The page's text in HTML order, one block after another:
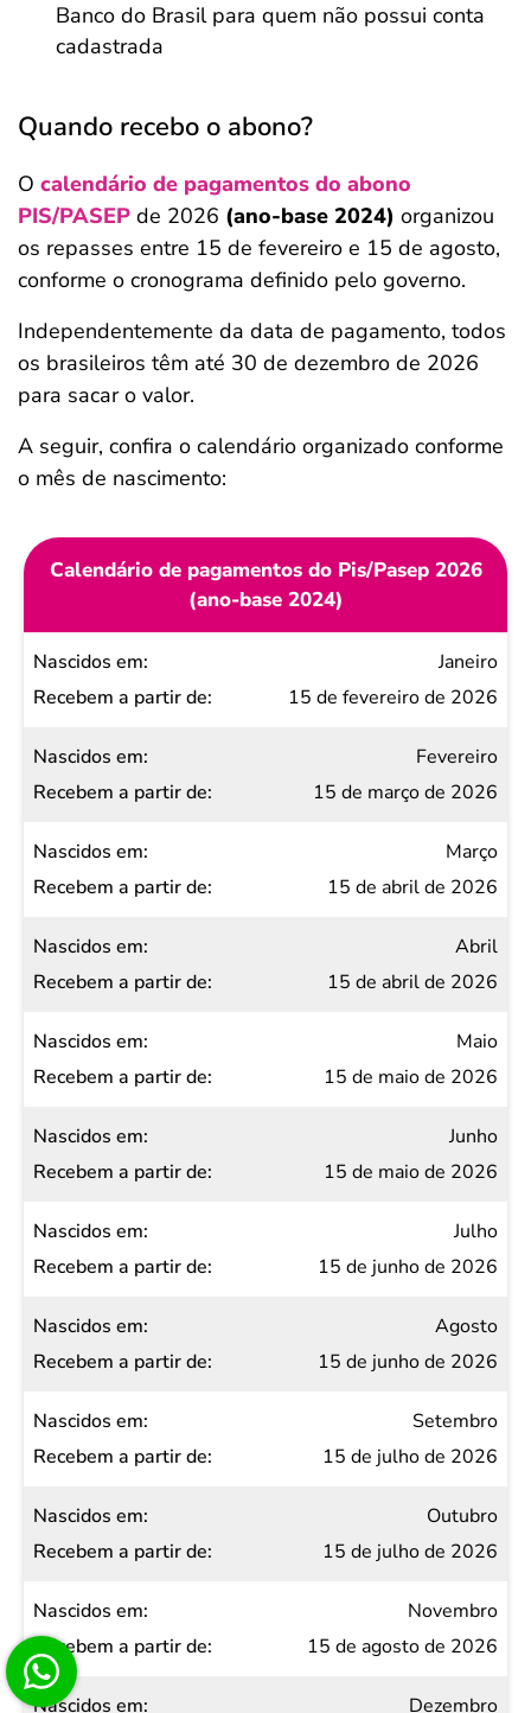
Banco do Brasil para quem não possui conta
cadastrada
Quando recebo o abono?
O calendário de pagamentos do abono
PIS/PASEP de 2026 (ano-base 2024) organizou
os repasses entre 15 de fevereiro e 15 de agosto,
conforme o cronograma definido pelo governo.
Independentemente da data de pagamento, todos
os brasileiros têm até 30 de dezembro de 2026
para sacar o valor.
A seguir, confira o calendário organizado conforme
o mês de nascimento:
Calendário de pagamentos do Pis/Pasep 2026
(ano-base 2024)
Nascidos
em
a partir
de
Janeiro
15 de fevereiro de 2026
Fevereiro
15 de março de 2026
Março
15 de abril de 2026
Abril
15 de abril de 2026
Maio
15 de maio de 2026
Junho
15 de maio de 2026
Julho
15 de junho de 2026
Agosto
15 de junho de 2026
Setembro
15 de julho de 2026
Outubro
15 de julho de 2026
Novembro
15 de agosto de 2026
Dezembro